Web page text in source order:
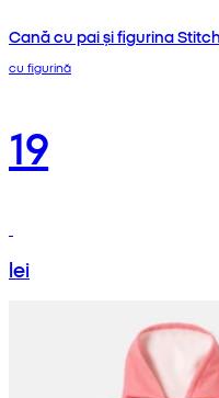
Cană cu pai și figurina Stitch
cu figurină
19
lei